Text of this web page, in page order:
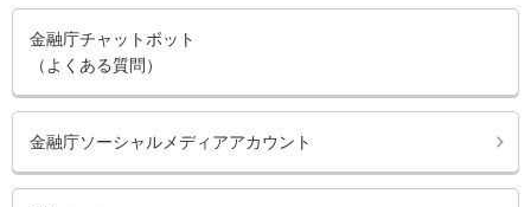
金融庁チャットボット
（よくある質問）
金融庁ソーシャルメディアアカウント